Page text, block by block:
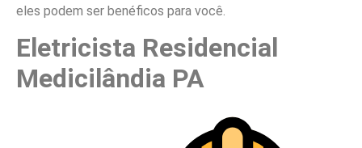
eles podem ser benéficos para você.
Eletricista Residencial
Medicilândia PA